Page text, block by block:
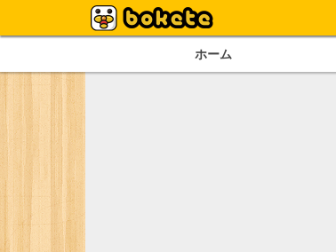
ホーム